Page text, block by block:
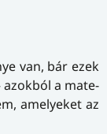
van, bár ezek
azokból a ma­te­
amelyeket az